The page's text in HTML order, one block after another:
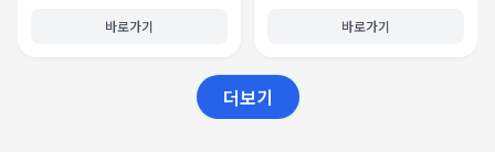
바로가기 바로가기
더보기